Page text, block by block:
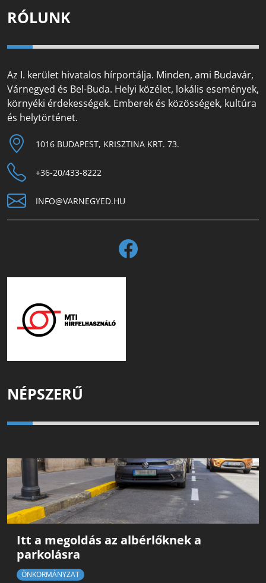
RÓLUNK
Az I. kerület hivatalos hírportálja. Minden, ami Budavár,
Várnegyed és Bel-Buda. Helyi közélet, lokális események,
környéki érdekességek. Emberek és közösségek, kultúra
és helytörténet.
1016 BUDAPEST, KRISZTINA KRT. 73.
+36-20/433-8222
INFO@VARNEGYED.HU
NÉPSZERŰ
Itt a megoldás az albérlőknek a
parkolásra
ÖNKORMÁNYZAT